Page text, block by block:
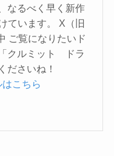
なるべく早く新作
ています。 X（旧
ご覧になりたいド
クルミット ドラ
ださいね！
こちら